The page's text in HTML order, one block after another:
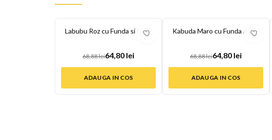
%
Labubu Roz cu Funda si Carti
68,88 lei64,80 lei
ADAUGA IN COS
%
Kabuda Maro cu Funda Aurie
68,88 lei64,80 lei
ADAUGA IN COS